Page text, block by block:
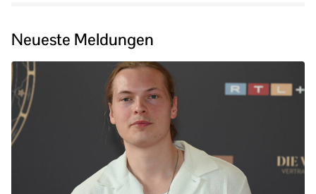
Neueste Meldungen